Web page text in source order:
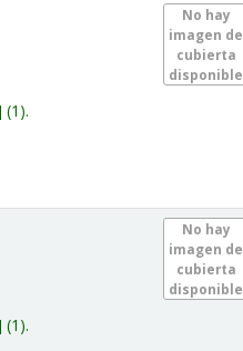
No hay
imagen de
cubierta
disponible
(1).
No hay
imagen de
cubierta
disponible
(1).